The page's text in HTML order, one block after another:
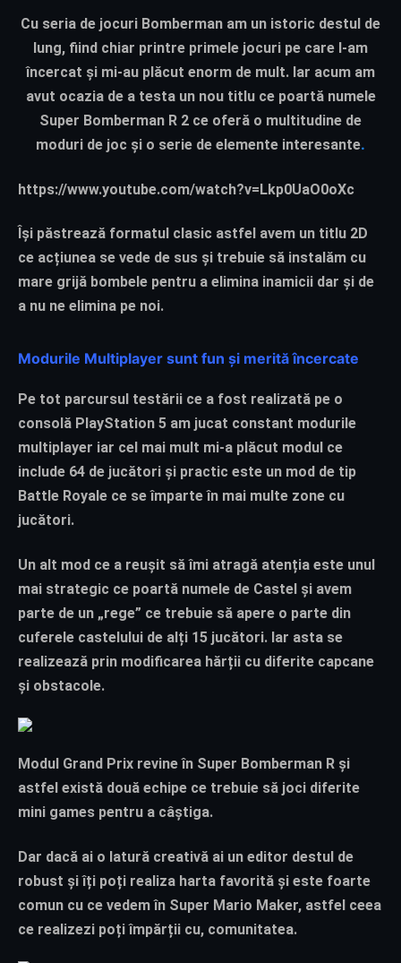
Cu seria de jocuri Bomberman am un istoric destul de
lung, fiind chiar printre primele jocuri pe care l-am
încercat și mi-au plăcut enorm de mult. Iar acum am
avut ocazia de a testa un nou titlu ce poartă numele
Super Bomberman R 2 ce oferă o multitudine de
moduri de joc și o serie de elemente interesante.
https://www.youtube.com/watch?v=Lkp0UaO0oXc
Își păstrează formatul clasic astfel avem un titlu 2D
ce acțiunea se vede de sus și trebuie să instalăm cu
mare grijă bombele pentru a elimina inamicii dar și de
a nu ne elimina pe noi.
Modurile Multiplayer sunt fun și merită încercate
Pe tot parcursul testării ce a fost realizată pe o
consolă PlayStation 5 am jucat constant modurile
multiplayer iar cel mai mult mi-a plăcut modul ce
include 64 de jucători și practic este un mod de tip
Battle Royale ce se împarte în mai multe zone cu
jucători.
Un alt mod ce a reușit să îmi atragă atenția este unul
mai strategic ce poartă numele de Castel și avem
parte de un „rege” ce trebuie să apere o parte din
cuferele castelului de alți 15 jucători. Iar asta se
realizează prin modificarea hărții cu diferite capcane
și obstacole.
Modul Grand Prix revine în Super Bomberman R și
astfel există două echipe ce trebuie să joci diferite
mini games pentru a câștiga.
Dar dacă ai o latură creativă ai un editor destul de
robust și îți poți realiza harta favorită și este foarte
comun cu ce vedem în Super Mario Maker, astfel ceea
ce realizezi poți împărții cu, comunitatea.